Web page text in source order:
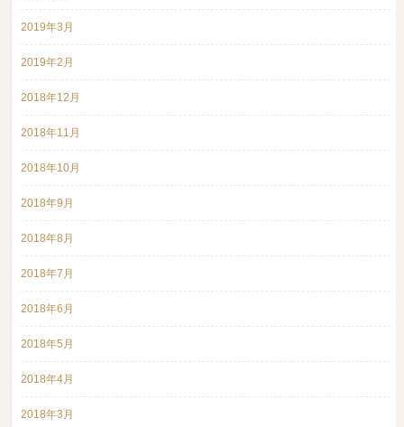
2019年3月
2019年2月
2018年12月
2018年11月
2018年10月
2018年9月
2018年8月
2018年7月
2018年6月
2018年5月
2018年4月
2018年3月